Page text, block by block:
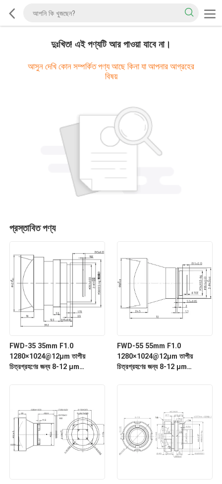
দুঃখিত! এই পণ্যটি আর পাওয়া যাবে না।
আসুন দেখি কোন সম্পর্কিত পণ্য আছে কিনা যা আপনার আগ্রহের
বিষয়
প্রস্তাবিত পণ্য
FWD-35 35mm F1.0
1280×1024@12μm তাপীয়
চিত্রগ্রহণের জন্য 8-12 μm
FWD-55 55mm F1.0
1280×1024@12μm তাপীয়
চিত্রগ্রহণের জন্য 8-12 μm